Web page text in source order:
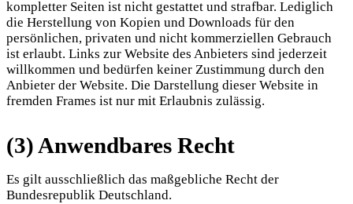
kompletter Seiten ist nicht gestattet und strafbar. Lediglich
die Herstellung von Kopien und Downloads für den
persönlichen, privaten und nicht kommerziellen Gebrauch
ist erlaubt. Links zur Website des Anbieters sind jederzeit
willkommen und bedürfen keiner Zustimmung durch den
Anbieter der Website. Die Darstellung dieser Website in
fremden Frames ist nur mit Erlaubnis zulässig.
(3) Anwendbares Recht
Es gilt ausschließlich das maßgebliche Recht der
Bundesrepublik Deutschland.